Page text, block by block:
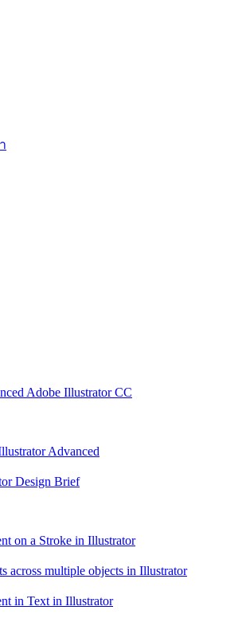
Adobe Illustrator CC
Advanced
Design Brief
on a Stroke in Illustrator
across multiple objects in Illustrator
in Text in Illustrator